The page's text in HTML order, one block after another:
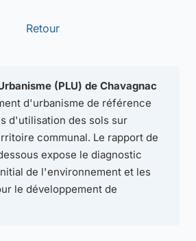
Retour
(PLU) de Chavagnac
d'urbanisme de référence
d'utilisation des sols sur
communal. Le rapport de
expose le diagnostic
de l'environnement et les
le développement de